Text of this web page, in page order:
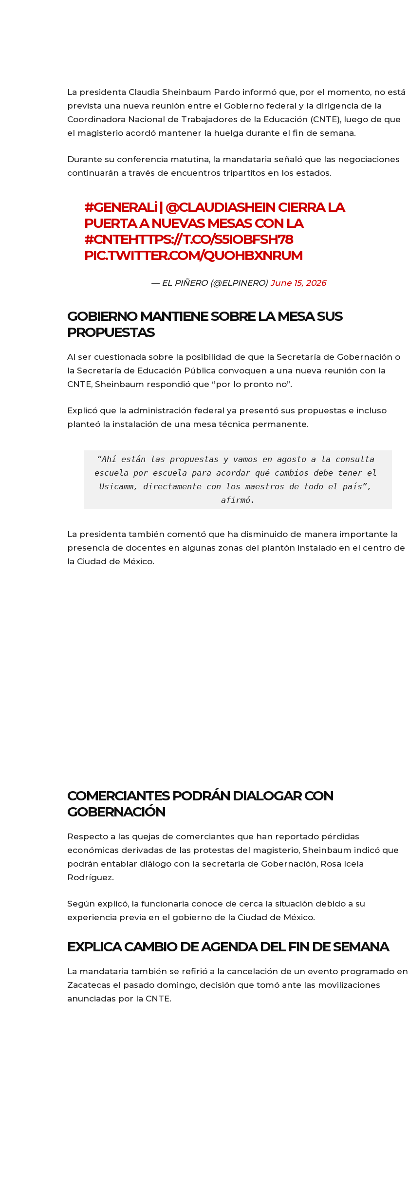
La presidenta Claudia Sheinbaum Pardo informó que, por el momento, no está
prevista una nueva reunión entre el Gobierno federal y la dirigencia de la
Coordinadora Nacional de Trabajadores de la Educación (CNTE), luego de que
el magisterio acordó mantener la huelga durante el fin de semana.
Durante su conferencia matutina, la mandataria señaló que las negociaciones
continuarán a través de encuentros tripartitos en los estados.
#GENERALℹ️| @CLAUDIASHEIN CIERRA LA
PUERTA A NUEVAS MESAS CON LA
#CNTEHTTPS://T.CO/S5IOBFSH78
PIC.TWITTER.COM/QUOHBXNRUM
— EL PIÑERO (@ELPINERO) June 15, 2026
GOBIERNO MANTIENE SOBRE LA MESA SUS
PROPUESTAS
Al ser cuestionada sobre la posibilidad de que la Secretaría de Gobernación o
la Secretaría de Educación Pública convoquen a una nueva reunión con la
CNTE, Sheinbaum respondió que “por lo pronto no”.
Explicó que la administración federal ya presentó sus propuestas e incluso
planteó la instalación de una mesa técnica permanente.
“Ahí están las propuestas y vamos en agosto a la consulta
escuela por escuela para acordar qué cambios debe tener el
Usicamm, directamente con los maestros de todo el país”,
afirmó.
La presidenta también comentó que ha disminuido de manera importante la
presencia de docentes en algunas zonas del plantón instalado en el centro de
la Ciudad de México.
COMERCIANTES PODRÁN DIALOGAR CON
GOBERNACIÓN
Respecto a las quejas de comerciantes que han reportado pérdidas
económicas derivadas de las protestas del magisterio, Sheinbaum indicó que
podrán entablar diálogo con la secretaria de Gobernación, Rosa Icela
Rodríguez.
Según explicó, la funcionaria conoce de cerca la situación debido a su
experiencia previa en el gobierno de la Ciudad de México.
EXPLICA CAMBIO DE AGENDA DEL FIN DE SEMANA
La mandataria también se refirió a la cancelación de un evento programado en
Zacatecas el pasado domingo, decisión que tomó ante las movilizaciones
anunciadas por la CNTE.